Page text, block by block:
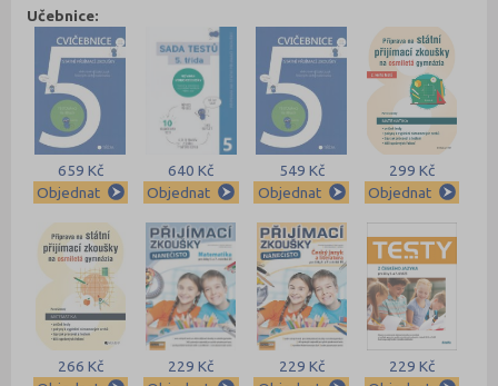
Učebnice:
659 Kč
Objednat
640 Kč
Objednat
549 Kč
Objednat
299 Kč
Objednat
266 Kč
229 Kč
229 Kč
229 Kč